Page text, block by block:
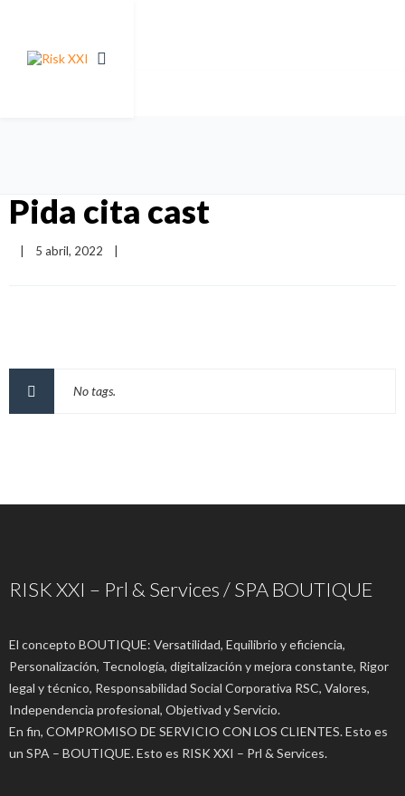
Pida cita cast
5 abril, 2022
No tags.
RISK XXI – Prl & Services / SPA BOUTIQUE
El concepto BOUTIQUE: Versatilidad, Equilibrio y eficiencia,
Personalización, Tecnología, digitalización y mejora constante, Rigor
legal y técnico, Responsabilidad Social Corporativa RSC, Valores,
Independencia profesional, Objetivad y Servicio.
En fin, COMPROMISO DE SERVICIO CON LOS CLIENTES. Esto es
un SPA – BOUTIQUE. Esto es RISK XXI – Prl & Services.